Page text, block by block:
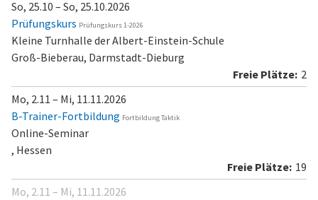
So, 25.10 – So, 25.10.2026
Prüfungskurs Prüfungskurs 1-2026
Kleine Turnhalle der Albert-Einstein-Schule
Groß-Bieberau, Darmstadt-Dieburg
2
Mo, 2.11 – Mi, 11.11.2026
B-Trainer-Fortbildung Fortbildung Taktik
Online-Seminar
, Hessen
19
Mo, 2.11 – Mi, 11.11.2026